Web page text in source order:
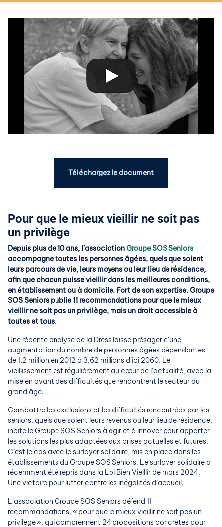
Téléchargez le document
Pour que le mieux vieillir ne soit pas
un privilège
Depuis plus de 10 ans, l’associationGroupe SOS Seniors
accompagne toutes les personnes âgées, quels que soient
leurs parcours de vie, leurs moyens ou leur lieu de résidence,
afin que chacun puisse vieillir dans les meilleures conditions,
en établissement ou à domicile. Fort de son expertise, Groupe
SOS Seniors publie 11 recommandations pour que le mieux
vieillir ne soit pas un privilège, mais un droit accessible à
toutes et tous.
Une récente analyse de la Dress laisse présager d’une
augmentation du nombre de personnes âgées dépendantes
de 1,2 million en 2012 à 3,62 millions d’ici 2060. Le
vieillissement est régulièrement au cœur de l’actualité, avec la
mise en avant des difficultés que rencontrent le secteur du
grand âge.
Combattre les exclusions et les difficultés rencontrées par les
seniors, quels que soient leurs revenus ou leur lieu de résidence,
incite le Groupe SOS Seniors à agir et à innover pour apporter
les solutions les plus adaptées aux crises actuelles et futures.
C’est le cas avec le surloyer solidaire, mis en place dans les
établissements du Groupe SOS Seniors. Le surloyer solidaire a
récemment été repris dans la Loi Bien Vieillir de mars 2024.
Une victoire pour lutter contre les inégalités d’accueil.
L’association Groupe SOS Seniors défend 11
recommandations, « pour que le mieux vieillir ne soit pas un
privilège », qui comprennent 24 propositions concrètes pour